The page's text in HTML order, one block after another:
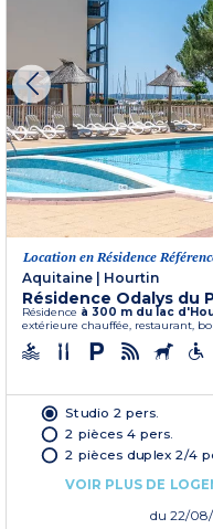
Location en Résidence
Aquitaine
Hourtin
Résidence Odalys du
Résidence à 300 m du lac
extérieure chauffée, restaurant,
Studio 2 pers.
2 pièces 4 pers.
2 pièces duplex 2/4
VOIR PLUS DE
du 22/